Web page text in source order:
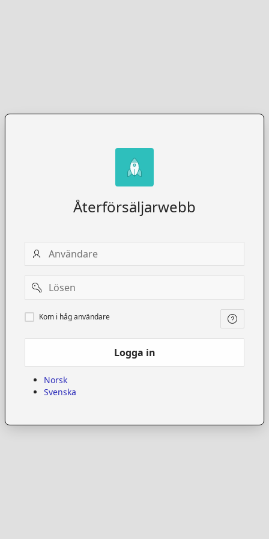
Återförsäljarwebb
Användare
Password
Kom
i
Kom i håg användare
Logga in
Norsk
Svenska